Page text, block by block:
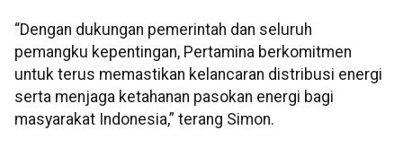
“Dengan dukungan pemerintah dan seluruh
pemangku kepentingan, Pertamina berkomitmen
untuk terus memastikan kelancaran distribusi energi
serta menjaga ketahanan pasokan energi bagi
masyarakat Indonesia,” terang Simon.